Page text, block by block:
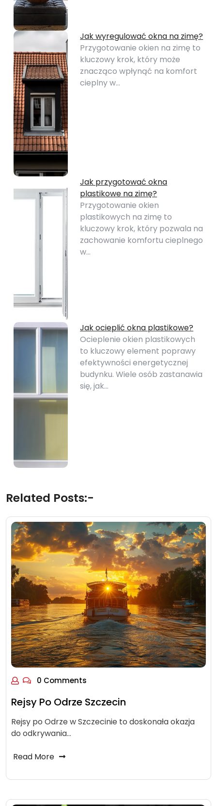
Jak wyregulować okna na zimę?
Przygotowanie okien na zimę to
kluczowy krok, który może
znacząco wpłynąć na komfort
cieplny w…
Jak przygotować okna
plastikowe na zimę?
Przygotowanie okien
plastikowych na zimę to
kluczowy krok, który pozwala na
zachowanie komfortu cieplnego
w…
Jak ocieplić okna plastikowe?
Ocieplenie okien plastikowych
to kluczowy element poprawy
efektywności energetycznej
budynku. Wiele osób zastanawia
się, jak…
Related Posts:-
0 Comments
Rejsy Po Odrze Szczecin
Rejsy po Odrze w Szczecinie to doskonała okazja
do odkrywania…
Read More